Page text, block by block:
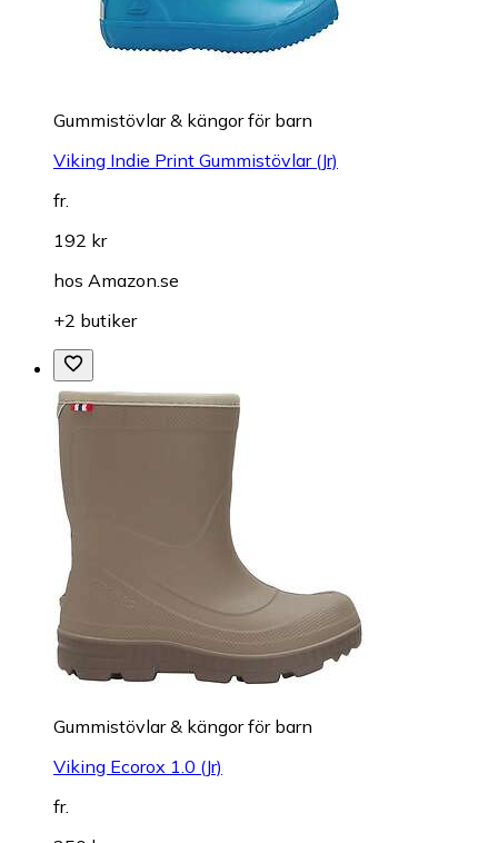
Gummistövlar & kängor för barn
Viking Indie Print Gummistövlar (Jr)
fr.
192 kr
hos Amazon.se
+2 butiker
Gummistövlar & kängor för barn
Viking Ecorox 1.0 (Jr)
fr.